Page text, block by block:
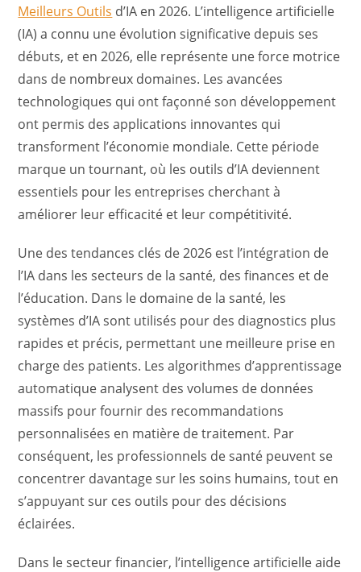
Meilleurs Outils d’IA en 2026. L’intelligence artificielle
(IA) a connu une évolution significative depuis ses
débuts, et en 2026, elle représente une force motrice
dans de nombreux domaines. Les avancées
technologiques qui ont façonné son développement
ont permis des applications innovantes qui
transforment l’économie mondiale. Cette période
marque un tournant, où les outils d’IA deviennent
essentiels pour les entreprises cherchant à
améliorer leur efficacité et leur compétitivité.
Une des tendances clés de 2026 est l’intégration de
l’IA dans les secteurs de la santé, des finances et de
l’éducation. Dans le domaine de la santé, les
systèmes d’IA sont utilisés pour des diagnostics plus
rapides et précis, permettant une meilleure prise en
charge des patients. Les algorithmes d’apprentissage
automatique analysent des volumes de données
massifs pour fournir des recommandations
personnalisées en matière de traitement. Par
conséquent, les professionnels de santé peuvent se
concentrer davantage sur les soins humains, tout en
s’appuyant sur ces outils pour des décisions
éclairées.
Dans le secteur financier, l’intelligence artificielle aide